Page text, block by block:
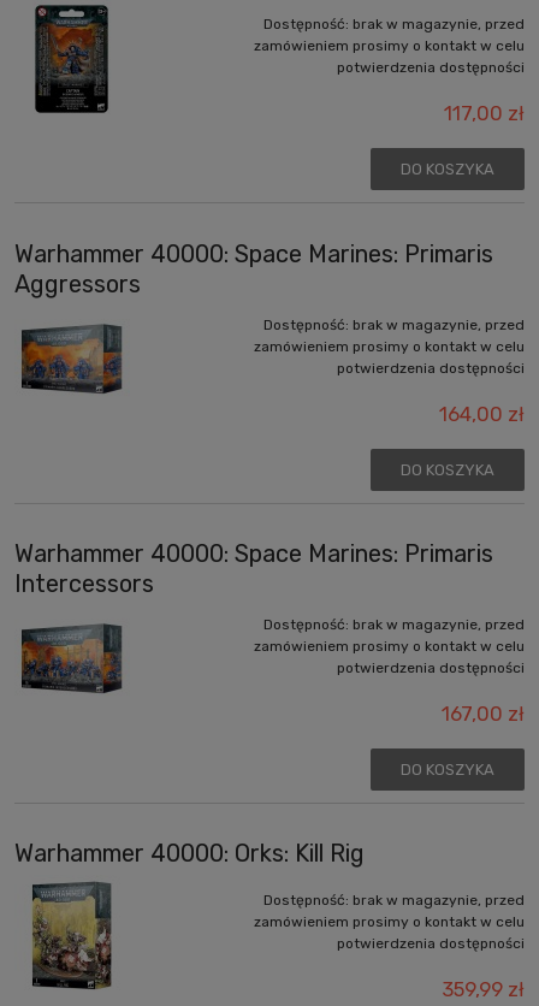
Dostępność: brak w magazynie, przed
zamówieniem prosimy o kontakt w celu
potwierdzenia dostępności
117,00 zł
DO KOSZYKA
Warhammer 40000: Space Marines: Primaris
Aggressors
Dostępność: brak w magazynie, przed
zamówieniem prosimy o kontakt w celu
potwierdzenia dostępności
164,00 zł
DO KOSZYKA
Warhammer 40000: Space Marines: Primaris
Intercessors
Dostępność: brak w magazynie, przed
zamówieniem prosimy o kontakt w celu
potwierdzenia dostępności
167,00 zł
DO KOSZYKA
Warhammer 40000: Orks: Kill Rig
Dostępność: brak w magazynie, przed
zamówieniem prosimy o kontakt w celu
potwierdzenia dostępności
359,99 zł